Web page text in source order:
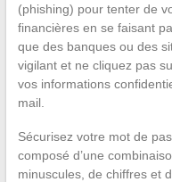
(phishing) pour tenter de
financières en se faisant
que des banques ou des
vigilant et ne cliquez pas
vos informations
mail.
Sécurisez votre mot de
composé d’une
minuscules, de chiffres et